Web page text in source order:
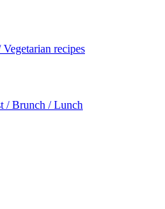
Vegetarian recipes
/ Brunch / Lunch